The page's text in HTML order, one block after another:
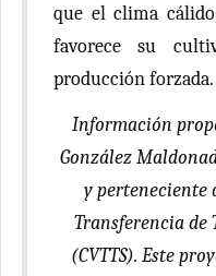
que el clima
favorece su
producción forzada.
Información
González
y perteneciente
Transferencia de
(CVTTS). Este